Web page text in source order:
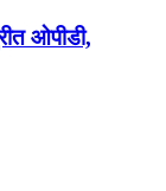
ओपीडी,